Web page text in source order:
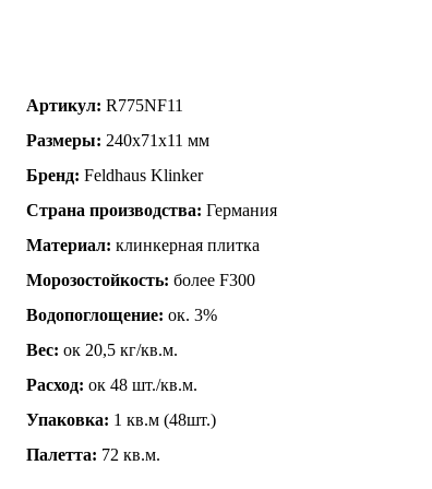
Артикул: R775NF11
Размеры: 240x71x11 мм
Бренд: Feldhaus Klinker
Страна производства: Германия
Материал: клинкерная плитка
Морозостойкость: более F300
Водопоглощение: ок. 3%
Вес: ок 20,5 кг/кв.м.
Расход: ок 48 шт./кв.м.
Упаковка: 1 кв.м (48шт.)
Палетта: 72 кв.м.